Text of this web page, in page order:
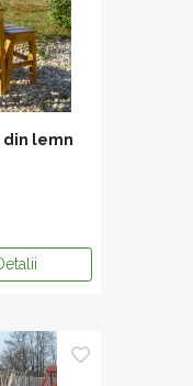
din lemn